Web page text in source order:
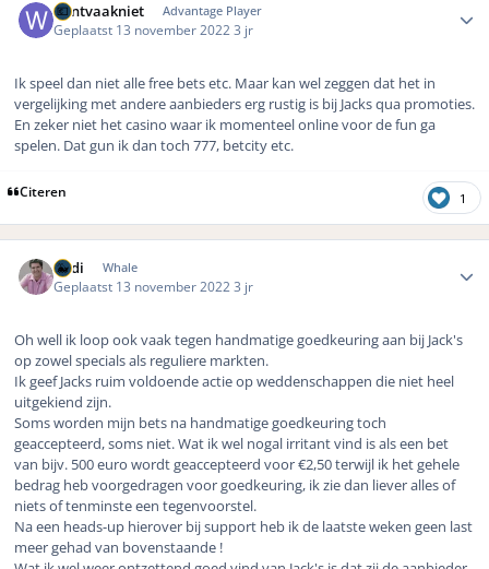
Wintvaakniet Advantage Player
Geplaatst 13 november 2022 3 jr
Ik speel dan niet alle free bets etc. Maar kan wel zeggen dat het in
vergelijking met andere aanbieders erg rustig is bij Jacks qua promoties.
En zeker niet het casino waar ik momenteel online voor de fun ga
spelen. Dat gun ik dan toch 777, betcity etc.
Citeren 1
Rudi Whale
Geplaatst 13 november 2022 3 jr
Oh well ik loop ook vaak tegen handmatige goedkeuring aan bij Jack's
op zowel specials als reguliere markten.
Ik geef Jacks ruim voldoende actie op weddenschappen die niet heel
uitgekiend zijn.
Soms worden mijn bets na handmatige goedkeuring toch
geaccepteerd, soms niet. Wat ik wel nogal irritant vind is als een bet
van bijv. 500 euro wordt geaccepteerd voor €2,50 terwijl ik het gehele
bedrag heb voorgedragen voor goedkeuring, ik zie dan liever alles of
niets of tenminste een tegenvoorstel.
Na een heads-up hierover bij support heb ik de laatste weken geen last
meer gehad van bovenstaande !